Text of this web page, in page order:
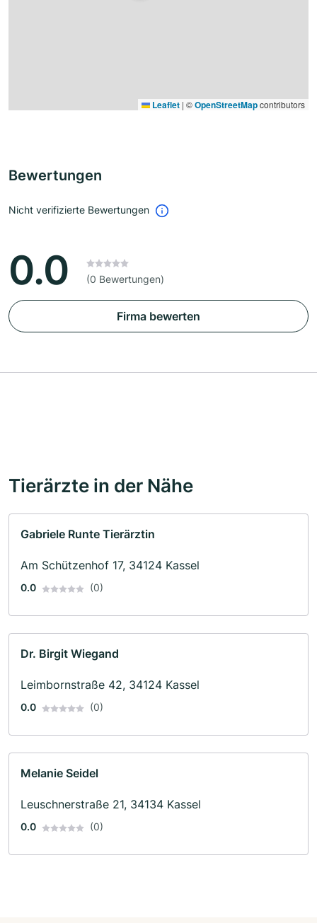
Leaflet | ©OpenStreetMapcontributors
Bewertungen
Nicht verifizierte Bewertungen
0.0 (0 Bewertungen)
Firma bewerten
Tierärzte in der Nähe
Gabriele Runte Tierärztin
Am Schützenhof 17, 34124 Kassel
0.0 (0)
Dr. Birgit Wiegand
Leimbornstraße 42, 34124 Kassel
0.0 (0)
Melanie Seidel
Leuschnerstraße 21, 34134 Kassel
0.0 (0)